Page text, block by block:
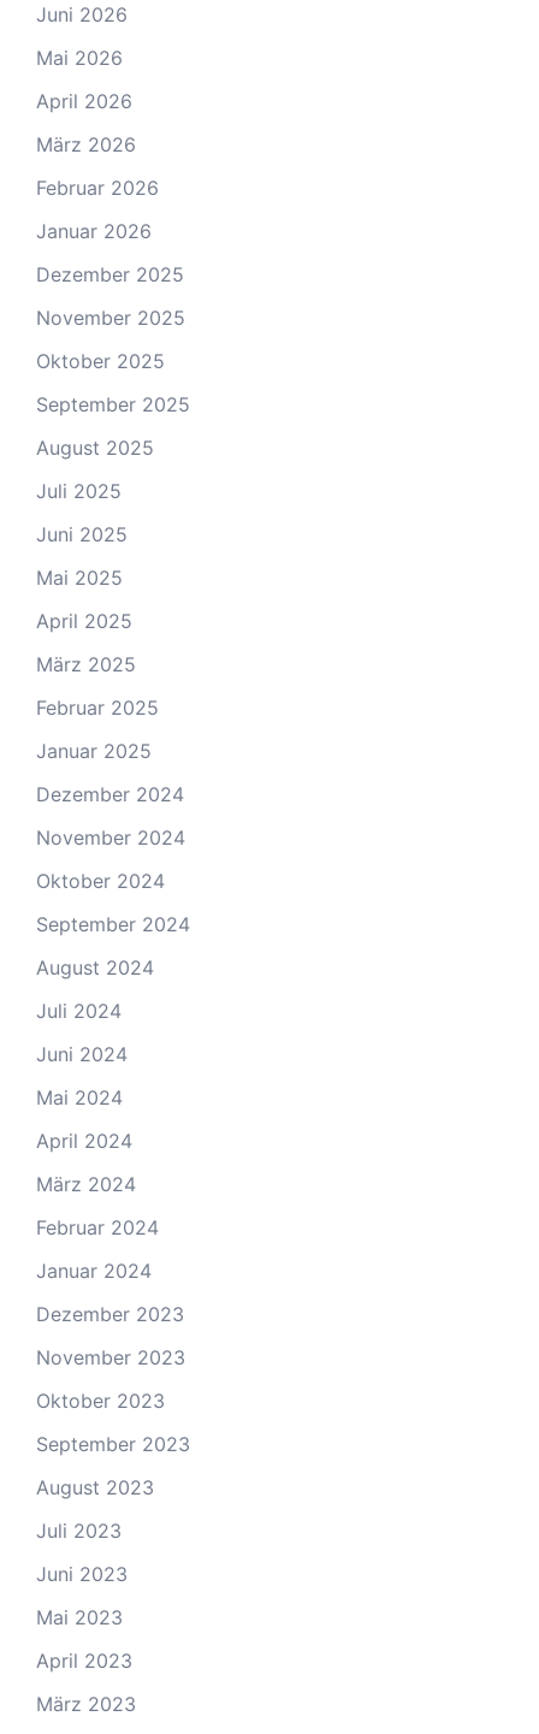
Juni 2026
Mai 2026
April 2026
März 2026
Februar 2026
Januar 2026
Dezember 2025
November 2025
Oktober 2025
September 2025
August 2025
Juli 2025
Juni 2025
Mai 2025
April 2025
März 2025
Februar 2025
Januar 2025
Dezember 2024
November 2024
Oktober 2024
September 2024
August 2024
Juli 2024
Juni 2024
Mai 2024
April 2024
März 2024
Februar 2024
Januar 2024
Dezember 2023
November 2023
Oktober 2023
September 2023
August 2023
Juli 2023
Juni 2023
Mai 2023
April 2023
März 2023